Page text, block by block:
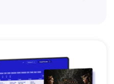
muset zůstat na našem
Plachá Beatrix se ale
strachu a zjistit, že
se na…